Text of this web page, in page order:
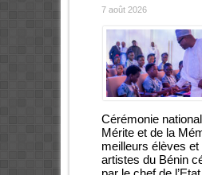
7 août 2026
Cérémonie
Mérite et de la
meilleurs élèves et
artistes du Bénin